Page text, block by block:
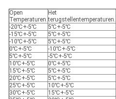
Open
Temperaturen.
Het
terugstellentemperaturen.
-20℃+-5℃
5℃+-5℃
-15℃+-5℃
5℃+-5℃
-10℃+-5℃
5℃+-5℃
0℃+-5℃
-10℃+-5℃
5℃+-5℃
-5℃+-5℃
10℃+-5℃
0℃+-5℃
15℃+-5℃
5℃+-5℃
20℃+-5℃
5℃+-5℃
25℃+-5℃
10℃+-5℃
30℃+-5℃
15℃+-5℃